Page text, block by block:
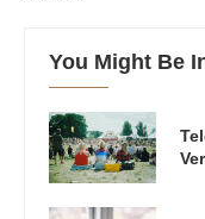
You Might Be